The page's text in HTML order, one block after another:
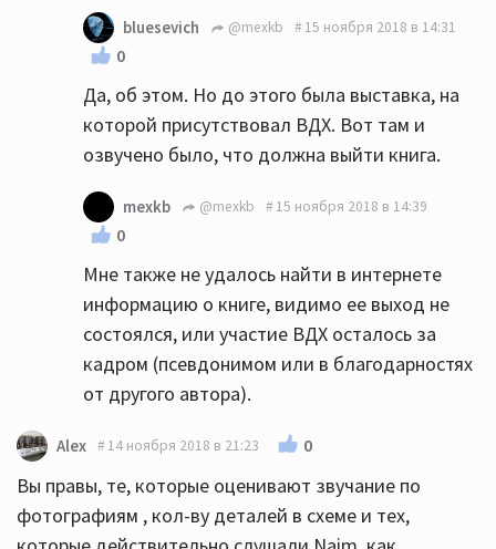
bluesevich @mexkb 15 ноября 2018 в 14:31
0
Да, об этом. Но до этого была выставка, на
которой присутствовал ВДХ. Вот там и
озвучено было, что должна выйти книга.
mexkb @mexkb 15 ноября 2018 в 14:39
0
Мне также не удалось найти в интернете
информацию о книге, видимо ее выход не
состоялся, или участие ВДХ осталось за
кадром (псевдонимом или в благодарностях
от другого автора).
Alex 14 ноября 2018 в 21:23 0
Вы правы, те, которые оценивают звучание по
фотографиям , кол-ву деталей в схеме и тех,